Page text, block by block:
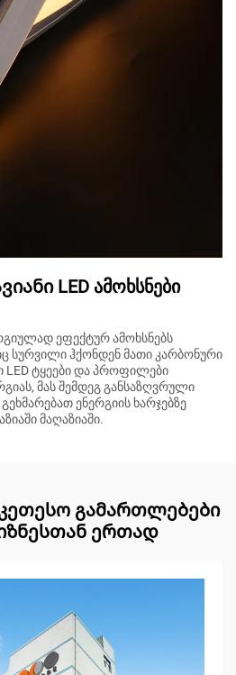
LED ამოხსნები
ეფექტურ ამოხსნებს
სურვილი ჰქონდენ მათი კარბონური
LED ტყეები და პროფილები
მას შემდეგ განსაზღვრული
ენერგიის ხარჯებზე
მაღაზიაში.
გამართლებები
ერთად